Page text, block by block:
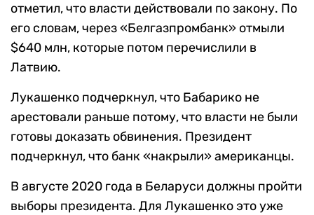
отметил, что власти действовали по закону. По
его словам, через «Белгазпромбанк» отмыли
$640 млн, которые потом перечислили в
Латвию.
Лукашенко подчеркнул, что Бабарико не
арестовали раньше потому, что власти не были
готовы доказать обвинения. Президент
подчеркнул, что банк «накрыли» американцы.
В августе 2020 года в Беларуси должны пройти
выборы президента. Для Лукашенко это уже